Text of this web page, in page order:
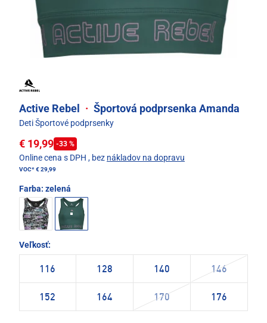
Active Rebel · Športová podprsenka Amanda
Deti Športové podprsenky
€ 19,99 -33 %
Online cena s DPH , bez nákladov na dopravu
VOC*€ 29,99
Farba: zelená
Veľkosť:
116 128 140 146
152 164 170 176